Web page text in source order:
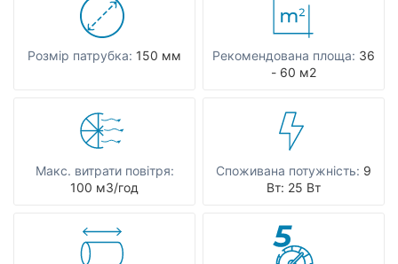
Розмір патрубка: 150 мм Рекомендована площа: 36
- 60 м2
Макс. витрати повітря:
100 мЗ/год
Споживана потужність: 9
Вт: 25 Вт